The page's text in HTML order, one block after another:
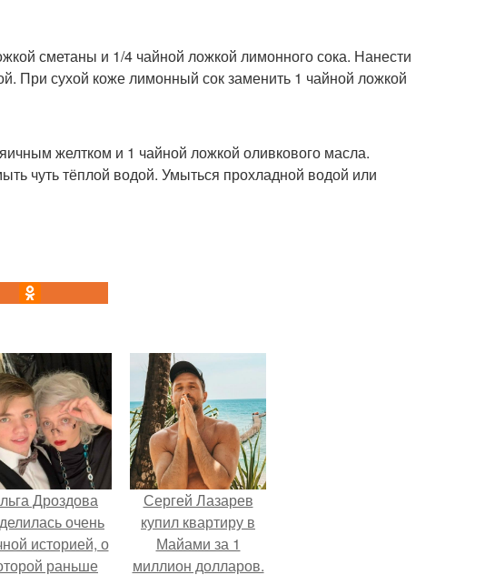
сметаны и 1/4 чайной ложкой лимонного сока. Нанести
При сухой коже лимонный сок заменить 1 чайной ложкой
желтком и 1 чайной ложкой оливкового масла.
чуть тёплой водой. Умыться прохладной водой или
Дроздова
очень
историей, о
раньше
Сергей Лазарев
купил квартиру в
Майами за 1
миллион долларов.